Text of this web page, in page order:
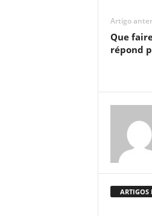
Artigo
Que
répond
ARTIGOS